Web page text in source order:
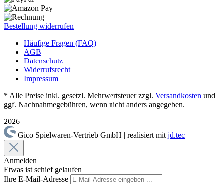
Bestellung widerrufen
Häufige Fragen (FAQ)
AGB
Datenschutz
Widerrufsrecht
Impressum
* Alle Preise inkl. gesetzl. Mehrwertsteuer zzgl. Versandkosten und
ggf. Nachnahmegebühren, wenn nicht anders angegeben.
2026
Gico Spielwaren-Vertrieb GmbH | realisiert mit jd.tec
Anmelden
Etwas ist schief gelaufen
Ihre E-Mail-Adresse